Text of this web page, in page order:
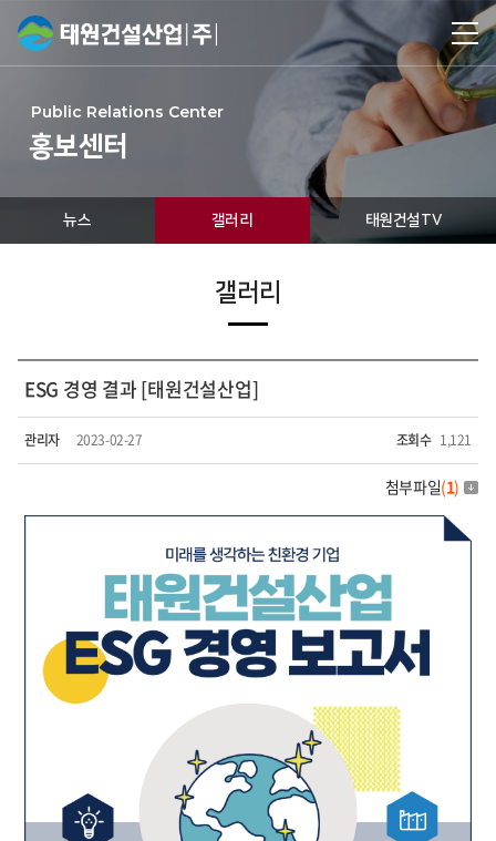
Public Relations Center
홍보센터
뉴스 갤러리 태원건설TV
갤러리
ESG 경영 결과 [태원건설산업]
관리자 2023-02-27 조회수 1,121
첨부파일(1)